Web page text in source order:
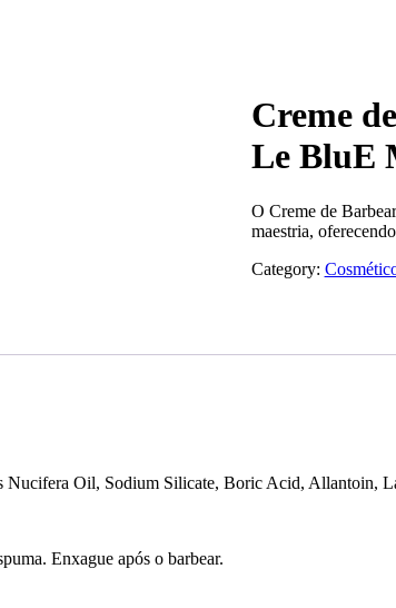
Creme
Le BluE
O Creme de
maestria,
Category:
Oil, Sodium Silicate, Boric Acid, Allantoin,
Enxague após o barbear.